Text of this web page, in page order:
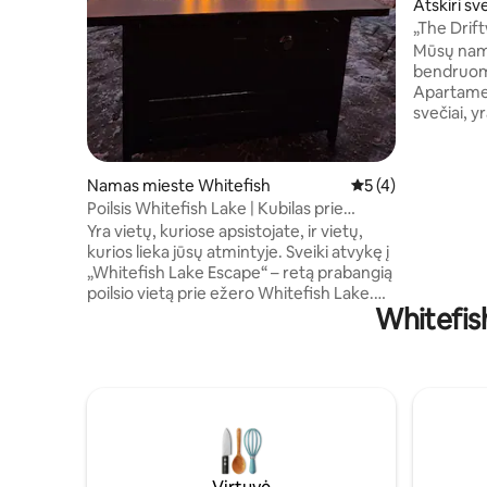
Namas mieste Whitefish Vidutinis
5 (4)
Poilsis Whitefish Lake | Kubilas prie
prieplaukos, įspūdingi saulėlydžiai
Yra vietų, kuriose apsistojate, ir vietų,
kurios lieka jūsų atmintyje. Sveiki atvykę į
„Whitefish Lake Escape“ – retą prabangią
poilsio vietą prie ežero Whitefish Lake.
Leiskite dienas prieplaukoje, plaukiokite
saulėlydžius. Puikiai tinka šeimoms,
grupėms ir nuotykiams Montanoje ištisus
Atskiri
mieste
„The
Bay
Mūsų
svečiai,